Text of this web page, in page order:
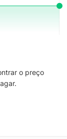
o preço